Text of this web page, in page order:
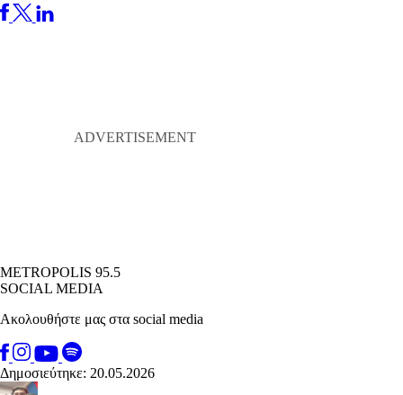
METROPOLIS 95.5
SOCIAL MEDIA
Ακολουθήστε μας στα social media
Δημοσιεύτηκε: 20.05.2026